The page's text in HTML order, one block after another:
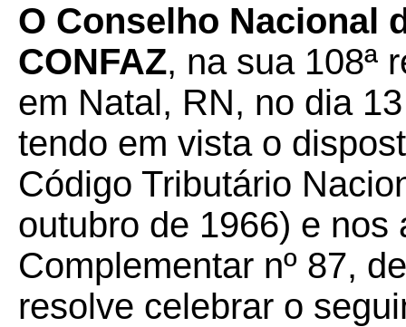
O Conselho Nacional
CONFAZ, na sua 108ª
em Natal, RN, no dia
tendo em vista o
Código Tributário
outubro de 1966) e nos
Complementar nº 87,
resolve celebrar o